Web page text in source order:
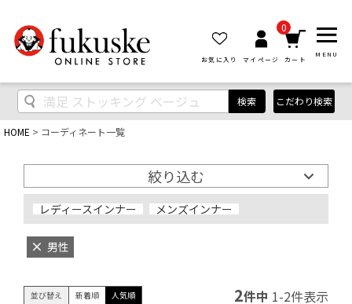
お気に入り マイページ
0
カート
MENU
検索 こだわり検索
HOME コーディネート一覧
絞り込む
レディースインナー メンズインナー
男性
並び替え 新着順 人気順 2件中 1-2件表示